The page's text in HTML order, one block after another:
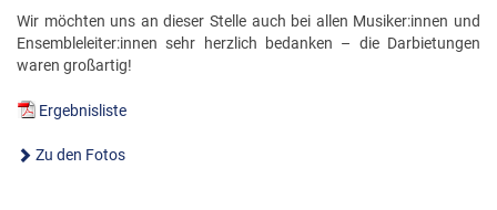
EHRENRING
JOSEF LEEB-MEDAILLE
Wir möchten uns an dieser Stelle auch bei allen Musiker:innen und
Ensembleleiter:innen sehr herzlich bedanken – die Darbietungen
waren großartig!
Ergebnisliste
Zu den Fotos